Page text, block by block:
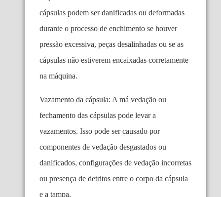
cápsulas podem ser danificadas ou deformadas
durante o processo de enchimento se houver
pressão excessiva, peças desalinhadas ou se as
cápsulas não estiverem encaixadas corretamente
na máquina.
Vazamento da cápsula: A má vedação ou
fechamento das cápsulas pode levar a
vazamentos. Isso pode ser causado por
componentes de vedação desgastados ou
danificados, configurações de vedação incorretas
ou presença de detritos entre o corpo da cápsula
e a tampa.